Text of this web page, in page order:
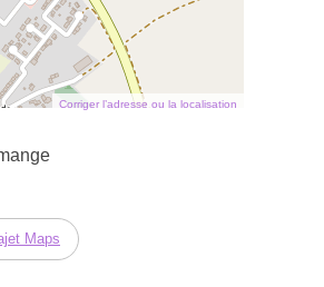
Corriger l’adresse ou la localisation
Maps